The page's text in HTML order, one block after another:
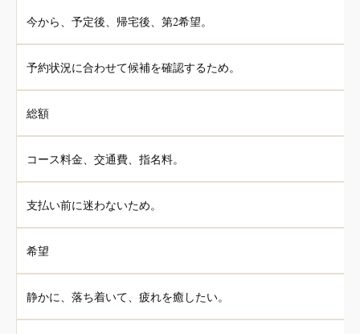
今から、予定後、帰宅後、第2希望。
予約状況に合わせて候補を確認するため。
総額
コース料金、交通費、指名料。
支払い前に迷わないため。
希望
静かに、落ち着いて、疲れを癒したい。